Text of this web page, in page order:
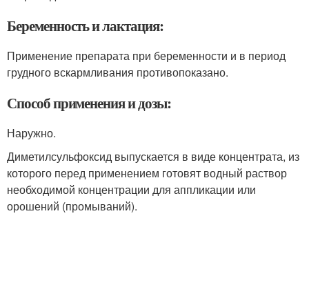
Беременность и лактация:
Применение препарата при беременности и в период
грудного вскармливания противопоказано.
Способ применения и дозы:
Наружно.
Диметилсульфоксид выпускается в виде концентрата, из
которого перед применением готовят водный раствор
необходимой концентрации для аппликации или
орошений (промываний).